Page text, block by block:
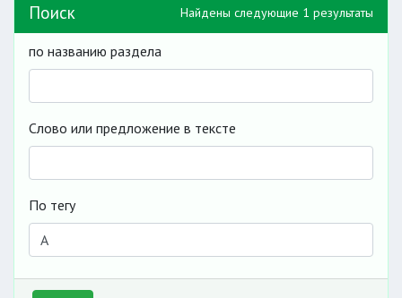
Поиск Найдены следующие 1 результаты
по названию раздела
Слово или предложение в тексте
По тегу